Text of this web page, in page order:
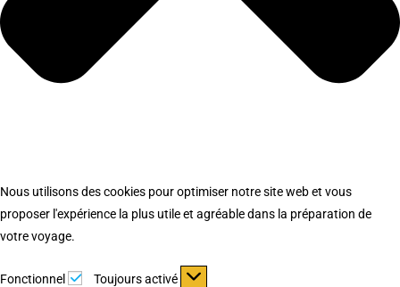
Nous utilisons des cookies pour optimiser notre site web et vous
proposer l'expérience la plus utile et agréable dans la préparation de
votre voyage.
Fonctionnel Fonctionnel
Toujours activé